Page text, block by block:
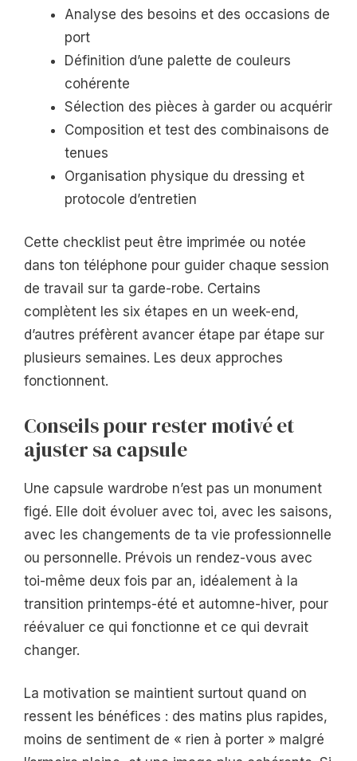
Analyse des besoins et des occasions de
port
Définition d’une palette de couleurs
cohérente
Sélection des pièces à garder ou acquérir
Composition et test des combinaisons de
tenues
Organisation physique du dressing et
protocole d’entretien
Cette checklist peut être imprimée ou notée
dans ton téléphone pour guider chaque session
de travail sur ta garde-robe. Certains
complètent les six étapes en un week-end,
d’autres préfèrent avancer étape par étape sur
plusieurs semaines. Les deux approches
fonctionnent.
Conseils pour rester motivé et
ajuster sa capsule
Une capsule wardrobe n’est pas un monument
figé. Elle doit évoluer avec toi, avec les saisons,
avec les changements de ta vie professionnelle
ou personnelle. Prévois un rendez-vous avec
toi-même deux fois par an, idéalement à la
transition printemps-été et automne-hiver, pour
réévaluer ce qui fonctionne et ce qui devrait
changer.
La motivation se maintient surtout quand on
ressent les bénéfices : des matins plus rapides,
moins de sentiment de « rien à porter » malgré